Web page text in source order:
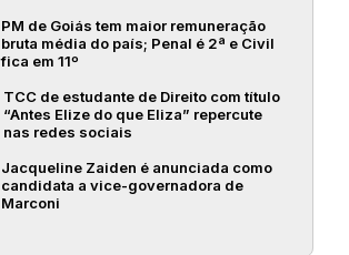
PM de Goiás tem maior remuneração
bruta média do país; Penal é 2ª e Civil
fica em 11º
TCC de estudante de Direito com título
“Antes Elize do que Eliza” repercute
nas redes sociais
Jacqueline Zaiden é anunciada como
candidata a vice-governadora de
Marconi